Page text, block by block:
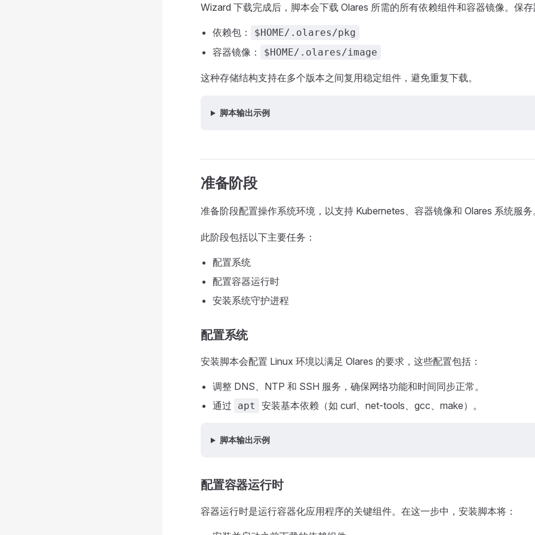
Wizard 下载完成后，脚本会下载 Olares 所需的所有依赖组件和容器镜像。保存
依赖包： $HOME/.olares/pkg
容器镜像： $HOME/.olares/image
这种存储结构支持在多个版本之间复用稳定组件，避免重复下载。
脚本输出示例
准备阶段
准备阶段配置操作系统环境，以支持 Kubernetes、容器镜像和 Olares 系统服务
此阶段包括以下主要任务：
配置系统
配置容器运行时
安装系统守护进程
配置系统
安装脚本会配置 Linux 环境以满足 Olares 的要求，这些配置包括：
调整 DNS、NTP 和 SSH 服务，确保网络功能和时间同步正常。
通过
apt 安装基本依赖（如 curl、net-tools、gcc、make）。
脚本输出示例
配置容器运行时
容器运行时是运行容器化应用程序的关键组件。在这一步中，安装脚本将：